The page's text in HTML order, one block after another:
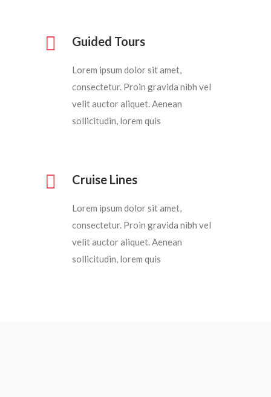
Guided Tours
Lorem ipsum dolor sit amet,
consectetur. Proin gravida nibh vel
velit auctor aliquet. Aenean
sollicitudin, lorem quis
Cruise Lines
Lorem ipsum dolor sit amet,
consectetur. Proin gravida nibh vel
velit auctor aliquet. Aenean
sollicitudin, lorem quis